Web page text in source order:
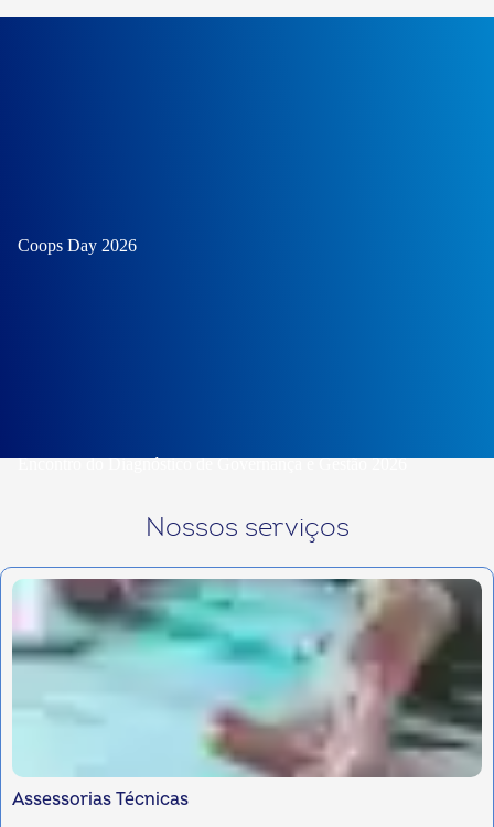
Coops Day 2026
Encontro do Diagnóstico de Governança e Gestão 2026
Nossos serviços
Assessorias Técnicas